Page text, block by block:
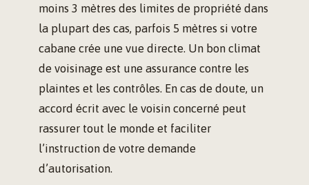
moins 3 mètres des limites de propriété dans
la plupart des cas, parfois 5 mètres si votre
cabane crée une vue directe. Un bon climat
de voisinage est une assurance contre les
plaintes et les contrôles. En cas de doute, un
accord écrit avec le voisin concerné peut
rassurer tout le monde et faciliter
l’instruction de votre demande
d’autorisation.